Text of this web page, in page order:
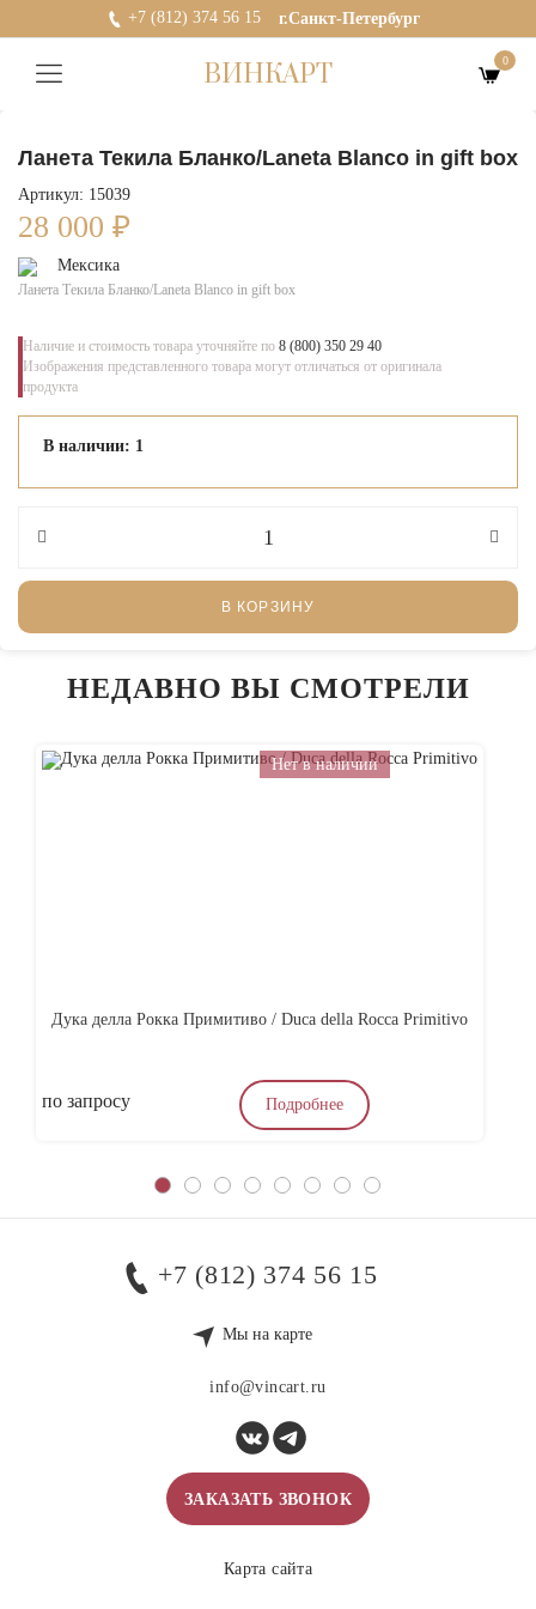
+7 (812) 374 56 15 г.Санкт-Петербург
ВИНКАРТ 0
Ланета Текила Бланко/Laneta Blanco in gift box
Артикул: 15039
28 000 ₽
Мексика
Ланета Текила Бланко/Laneta Blanco in gift box
Наличие и стоимость товара уточняйте по 8 (800) 350 29 40
Изображения представленного товара могут отличаться от оригинала
продукта
В наличии: 1
В КОРЗИНУ
НЕДАВНО ВЫ СМОТРЕЛИ
Нет в наличии
Дука делла Рокка Примитиво / Duca della Rocca Primitivo
по запросу Подробнее
+7 (812) 374 56 15
Мы на карте
info@vincart.ru
ЗАКАЗАТЬ ЗВОНОК
Карта сайта